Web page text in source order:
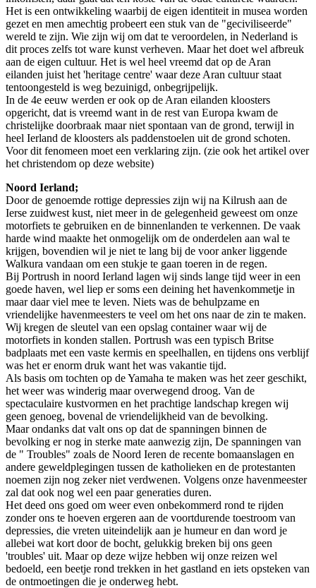
Het is een ontwikkeling waarbij de eigen identiteit in musea worden
gezet en men amechtig probeert een stuk van de "geciviliseerde"
wereld te zijn. Wie zijn wij om dat te veroordelen, in Nederland is
dit proces zelfs tot ware kunst verheven. Maar het doet wel afbreuk
aan de eigen cultuur. Het is wel heel vreemd dat op de Aran
eilanden juist het 'heritage centre' waar deze Aran cultuur staat
tentoongesteld is weg bezuinigd, onbegrijpelijk.
In de 4e eeuw werden er ook op de Aran eilanden kloosters
opgericht, dat is vreemd want in de rest van Europa kwam de
christelijke doorbraak maar niet spontaan van de grond, terwijl in
heel Ierland de kloosters als paddenstoelen uit de grond schoten.
Voor dit fenomeen moet een verklaring zijn. (zie ook het artikel over
het christendom op deze website)
Noord Ierland;
Door de genoemde rottige depressies zijn wij na Kilrush aan de
Ierse zuidwest kust, niet meer in de gelegenheid geweest om onze
motorfiets te gebruiken en de binnenlanden te verkennen. De vaak
harde wind maakte het onmogelijk om de onderdelen aan wal te
krijgen, bovendien wil je niet te lang bij de voor anker liggende
Walkura vandaan om een stukje te gaan toeren in de regen.
Bij Portrush in noord Ierland lagen wij sinds lange tijd weer in een
goede haven, wel liep er soms een deining het havenkommetje in
maar daar viel mee te leven. Niets was de behulpzame en
vriendelijke havenmeesters te veel om het ons naar de zin te maken.
Wij kregen de sleutel van een opslag container waar wij de
motorfiets in konden stallen. Portrush was een typisch Britse
badplaats met een vaste kermis en speelhallen, en tijdens ons verblijf
was het er enorm druk want het was vakantie tijd.
Als basis om tochten op de Yamaha te maken was het zeer geschikt,
het weer was winderig maar overwegend droog. Van de
spectaculaire kustvormen en het prachtige landschap kregen wij
geen genoeg, bovenal de vriendelijkheid van de bevolking.
Maar ondanks dat valt ons op dat de spanningen binnen de
bevolking er nog in sterke mate aanwezig zijn, De spanningen van
de " Troubles" zoals de Noord Ieren de recente bomaanslagen en
andere geweldplegingen tussen de katholieken en de protestanten
noemen zijn nog zeker niet verdwenen. Volgens onze havenmeester
zal dat ook nog wel een paar generaties duren.
Het deed ons goed om weer even onbekommerd rond te rijden
zonder ons te hoeven ergeren aan de voortdurende toestroom van
depressies, die vreten uiteindelijk aan je humeur en dan word je
allebei wat kort door de bocht, gelukkig breken bij ons geen
'troubles' uit. Maar op deze wijze hebben wij onze reizen wel
bedoeld, een beetje rond trekken in het gastland en iets opsteken van
de ontmoetingen die je onderweg hebt.